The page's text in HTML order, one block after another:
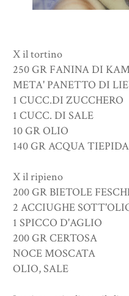
X il tortino
250 GR FANINA DI
META' PANETTO DI
1 CUCC.DI ZUCCHERO
1 CUCC. DI SALE
10 GR OLIO
140 GR ACQUA TIEPIDA
X il ripieno
200 GR BIETOLE
2 ACCIUGHE
1 SPICCO D'AGLIO
200 GR CERTOSA
NOCE MOSCATA
OLIO, SALE